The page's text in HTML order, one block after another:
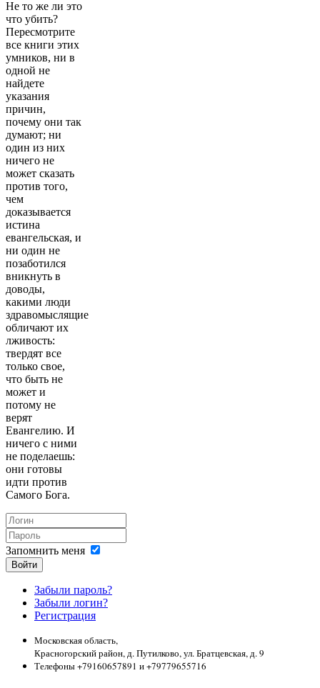
Не то же ли это
что убить?
Пересмотрите
все книги этих
умников, ни в
одной не
найдете
указания
причин,
почему они так
думают; ни
один из них
ничего не
может сказать
против того,
чем
доказывается
истина
евангельская, и
ни один не
позаботился
вникнуть в
доводы,
какими люди
здравомыслящие
обличают их
лживость:
твердят все
только свое,
что быть не
может и
потому не
верят
Евангелию. И
ничего с ними
не поделаешь:
они готовы
идти против
Самого Бога.
Запомнить меня
Войти
Забыли пароль?
Забыли логин?
Регистрация
Московская область,
Красногорский район, д. Путилково, ул. Братцевская, д. 9
Телефоны +79160657891 и +79779655716